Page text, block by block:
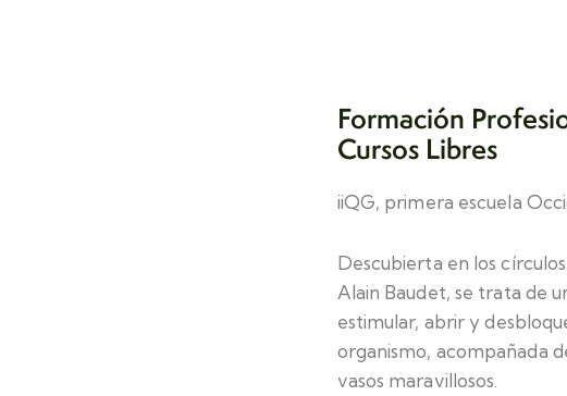
Formación
Cursos Libres
iiQG, primera escuela
Descubierta en los
Alain Baudet, se trata de
estimular, abrir y
organismo, acompañada
vasos maravillosos.